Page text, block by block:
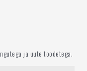
ja uute toodetega.